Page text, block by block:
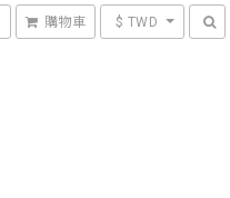
購物車 $ TWD